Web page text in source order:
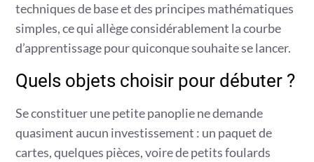
techniques de base et des principes mathématiques
simples, ce qui allège considérablement la courbe
d’apprentissage pour quiconque souhaite se lancer.
Quels objets choisir pour débuter ?
Se constituer une petite panoplie ne demande
quasiment aucun investissement : un paquet de
cartes, quelques pièces, voire de petits foulards